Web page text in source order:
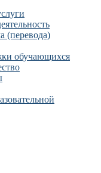
(перевода)
обучающихся